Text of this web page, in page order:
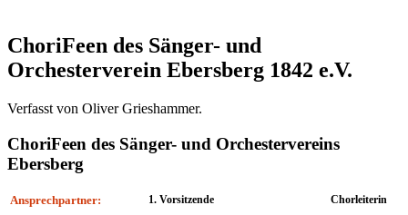
ChoriFeen des Sänger- und
Orchesterverein Ebersberg 1842 e.V.
Verfasst von Oliver Grieshammer.
ChoriFeen des Sänger- und Orchestervereins
Ebersberg
Ansprechpartner: 1. Vorsitzende Chorleiterin